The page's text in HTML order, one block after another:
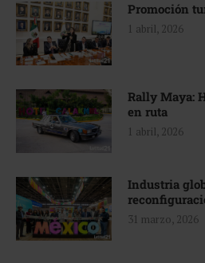
Promoción
1 abril, 2026
Rally Maya:
en ruta
1 abril, 2026
Industria
31 marzo, 2026